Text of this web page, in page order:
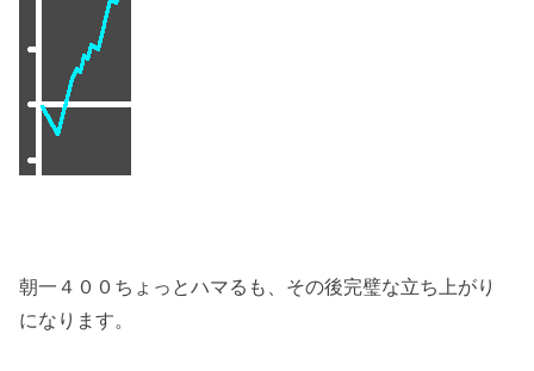
朝一４００ちょっとハマるも、その後完璧な立ち上がり
になります。